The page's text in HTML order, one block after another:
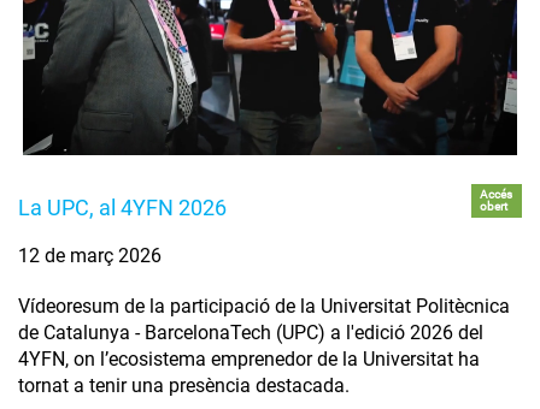
La UPC, al 4YFN 2026
Accés
obert
12 de març 2026
Vídeoresum de la participació de la Universitat Politècnica
de Catalunya - BarcelonaTech (UPC) a l'edició 2026 del
4YFN, on l’ecosistema emprenedor de la Universitat ha
tornat a tenir una presència destacada.